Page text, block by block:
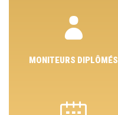
MONITEURS DIPLÔMÉS